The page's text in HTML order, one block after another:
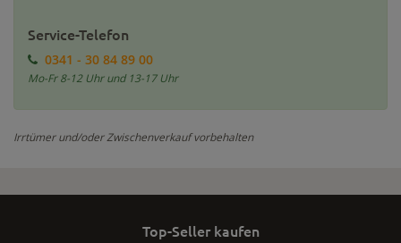
Service-Telefon
0341 - 30 84 89 00
Mo-Fr 8-12 Uhr und 13-17 Uhr
Irrtümer und/oder Zwischenverkauf vorbehalten
Top-Seller kaufen